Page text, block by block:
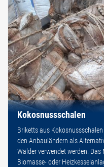
Kokosnussschalen
Briketts aus
den Anbauländern als
Wälder verwendet werden.
Biomasse- oder